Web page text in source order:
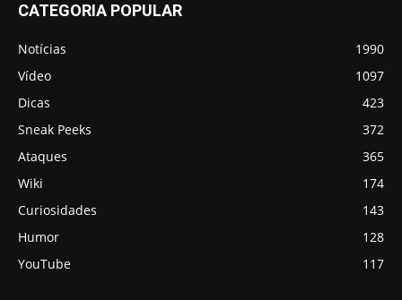
CATEGORIA POPULAR
Notícias
1990
Vídeo
1097
Dicas
423
Sneak Peeks
372
Ataques
365
Wiki
174
Curiosidades
143
Humor
128
YouTube
117